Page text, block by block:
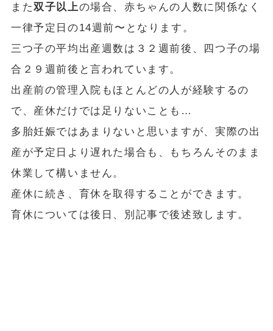
また双子以上の場合、赤ちゃんの人数に関係なく
一律予定日の14週前〜となります。
三つ子の平均出産週数は３２週前後、四つ子の場
合２９週前後と言われています。
出産前の管理入院もほとんどの人が経験するの
で、産休だけでは足りないことも…
多胎妊娠ではあまりないと思いますが、実際の出
産が予定日より遅れた場合も、もちろんそのまま
休業して構いません。
産休に続き、育休を取得することができます。
育休については後日、別記事で後述致します。